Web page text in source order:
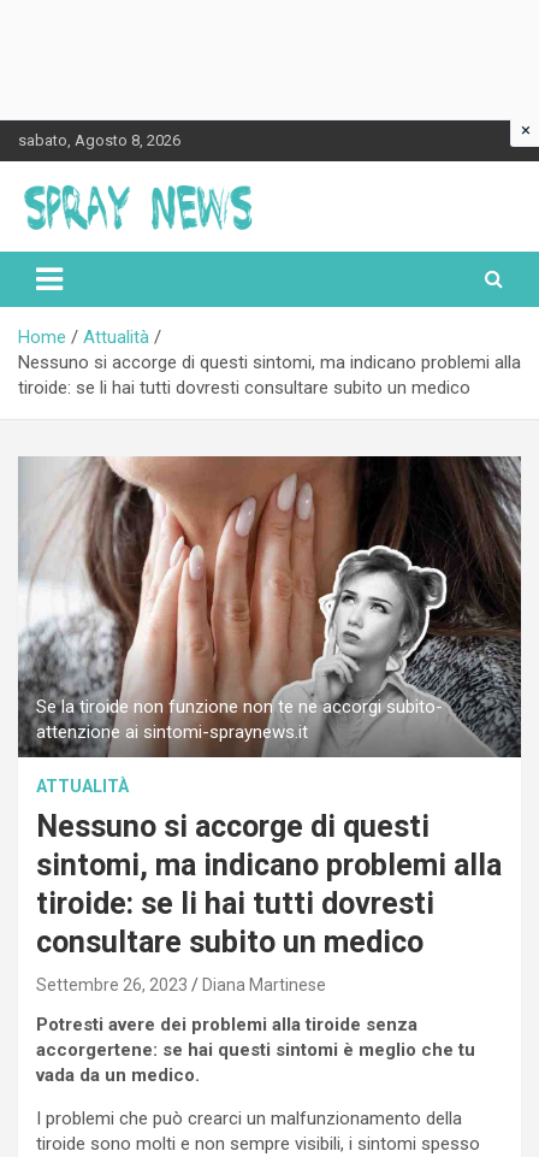
to
content
sabato, Agosto 8, 2026
Spraynews.it
Home
Attualità
Nessuno si accorge di questi sintomi, ma indicano problemi alla
tiroide: se li hai tutti dovresti consultare subito un medico
Se la tiroide non funzione non te ne accorgi subito-
attenzione ai sintomi-spraynews.it
ATTUALITÀ
Nessuno si accorge di questi
sintomi, ma indicano problemi alla
tiroide: se li hai tutti dovresti
consultare subito un medico
Settembre 26, 2023 Diana Martinese
Potresti avere dei problemi alla tiroide senza
accorgertene: se hai questi sintomi è meglio che tu
vada da un medico.
I problemi che può crearci un malfunzionamento della
tiroide sono molti e non sempre visibili, i sintomi spesso
×